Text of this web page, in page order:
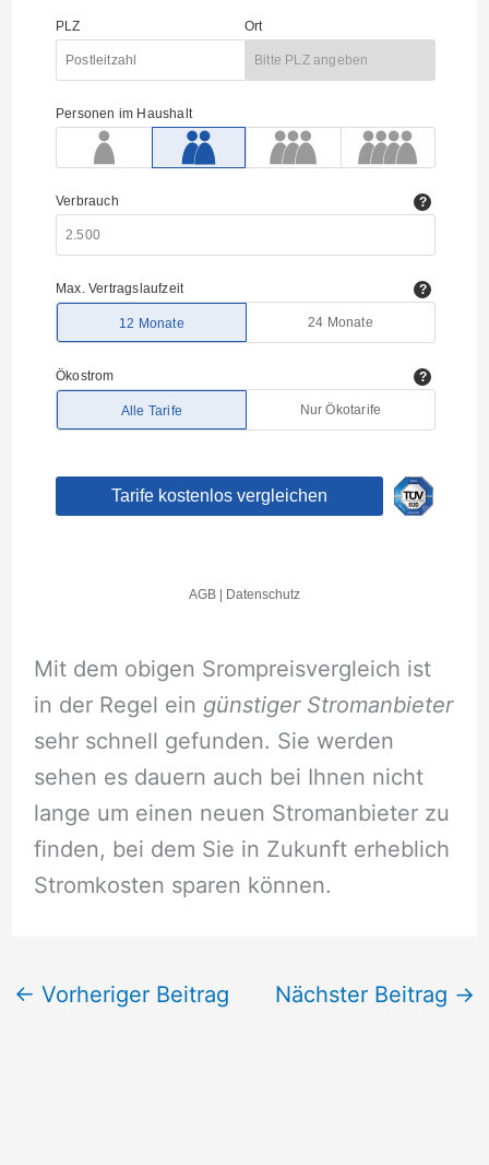
Mit dem obigen Srompreisvergleich ist
in der Regel ein günstiger Stromanbieter
sehr schnell gefunden. Sie werden
sehen es dauern auch bei Ihnen nicht
lange um einen neuen Stromanbieter zu
finden, bei dem Sie in Zukunft erheblich
Stromkosten sparen können.
← Vorheriger Beitrag Nächster Beitrag →